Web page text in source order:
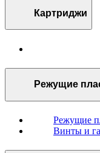
Картриджи
Режущие
Режущие
Винты и